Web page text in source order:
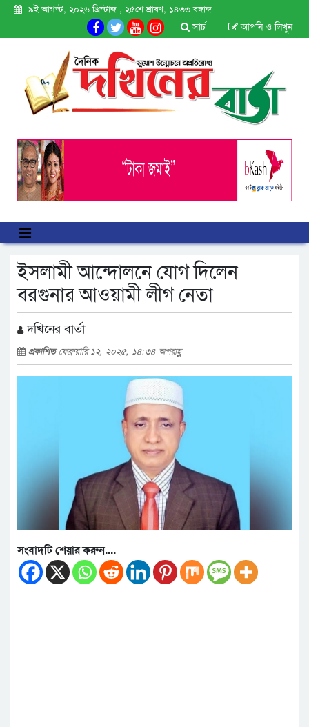
৯ই আগস্ট, ২০২৬ খ্রিস্টাব্দ , ২৫শে শ্রাবণ, ১৪৩৩ বঙ্গাব্দ
আপনি ও লিখুন
সার্চ
ইসলামী আন্দোলনে যোগ দিলেন
বরগুনার আওয়ামী লীগ নেতা
দখিনের বার্তা
প্রকাশিতফেব্রুয়ারি ১২, ২০২৫, ১৪:৩৪ অপরাহ্ণ
সংবাদটি শেয়ার করুন....